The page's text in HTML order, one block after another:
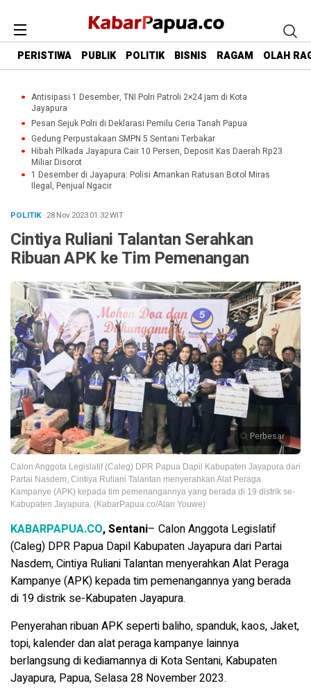
PERISTIWA PUBLIK POLITIK BISNIS RAGAM OLAH
Antisipasi 1 Desember, TNI Polri Patroli 2×24 jam di Kota
Jayapura
Pesan Sejuk Polri di Deklarasi Pemilu Ceria Tanah Papua
Gedung Perpustakaan SMPN 5 Sentani Terbakar
Hibah Pilkada Jayapura Cair 10 Persen, Deposit Kas Daerah Rp23
Miliar Disorot
1 Desember di Jayapura: Polisi Amankan Ratusan Botol Miras
Ilegal, Penjual Ngacir
POLITIK· 28 Nov 202301:32WIT
Cintiya Ruliani Talantan Serahkan
Ribuan APK ke Tim Pemenangan
Perbesar
Calon Anggota Legislatif (Caleg) DPR Papua Dapil Kabupaten Jayapura dari
Partai Nasdem, Cintiya Ruliani Talantan menyerahkan Alat Peraga
Kampanye (APK) kepada tim pemenangannya yang berada di 19 distrik se-
Kabupaten Jayapura. (KabarPapua.co/Alan Youwe)
KABARPAPUA.CO, Sentani– Calon Anggota Legislatif
(Caleg) DPR Papua Dapil Kabupaten Jayapura dari Partai
Nasdem, Cintiya Ruliani Talantan menyerahkan Alat Peraga
Kampanye (APK) kepada tim pemenangannya yang berada
di 19 distrik se-Kabupaten Jayapura.
Penyerahan ribuan APK seperti baliho, spanduk, kaos, Jaket,
topi, kalender dan alat peraga kampanye lainnya
berlangsung di kediamannya di Kota Sentani, Kabupaten
Jayapura, Papua, Selasa 28 November 2023.